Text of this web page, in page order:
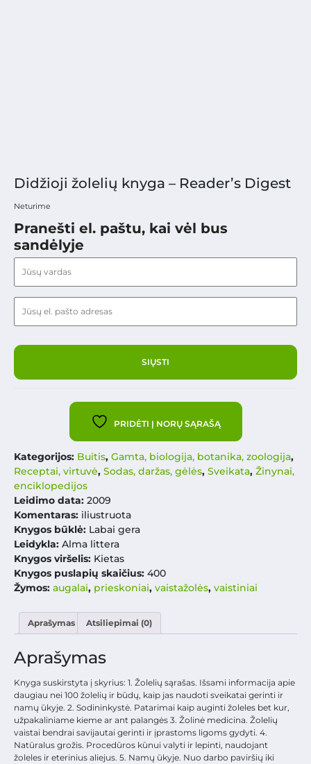
Didžioji žolelių knyga – Reader’s Digest
Neturime
Pranešti el. paštu, kai vėl bus
sandėlyje
PRIDĖTI Į NORŲ SĄRAŠĄ
Kategorijos: Buitis, Gamta, biologija, botanika, zoologija,
Receptai, virtuvė, Sodas, daržas, gėlės, Sveikata, Žinynai,
enciklopedijos
Leidimo data: 2009
Komentaras: iliustruota
Knygos būklė: Labai gera
Leidykla: Alma littera
Knygos viršelis: Kietas
Knygos puslapių skaičius: 400
Žymos: augalai, prieskoniai, vaistažolės, vaistiniai
Aprašymas Atsiliepimai (0)
Aprašymas
Knyga suskirstyta į skyrius: 1. Žolelių sąrašas. Išsami informacija apie
daugiau nei 100 žolelių ir būdų, kaip jas naudoti sveikatai gerinti ir
namų ūkyje. 2. Sodininkystė. Patarimai kaip auginti žoleles bet kur,
užpakaliniame kieme ar ant palangės 3. Žolinė medicina. Žolelių
vaistai bendrai savijautai gerinti ir įprastoms ligoms gydyti. 4.
Natūralus grožis. Procedūros kūnui valyti ir lepinti, naudojant
žoleles ir eterinius aliejus. 5. Namų ūkyje. Nuo darbo paviršių iki